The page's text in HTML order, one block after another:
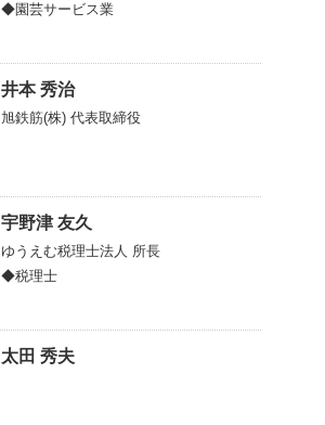
◆園芸サービス業
井本 秀治
旭鉄筋(株) 代表取締役
宇野津 友久
ゆうえむ税理士法人 所長
◆税理士
太田 秀夫